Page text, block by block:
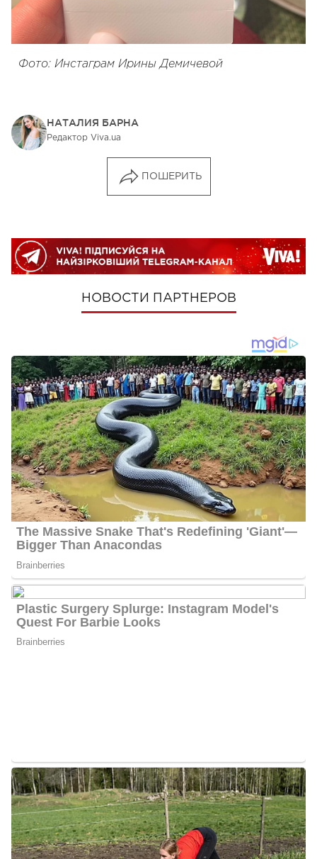
Фото: Инстаграм Ирины Демичевой
НАТАЛИЯ БАРНА
Редактор Viva.ua
ПОШЕРИТЬ
НОВОСТИ ПАРТНЕРОВ